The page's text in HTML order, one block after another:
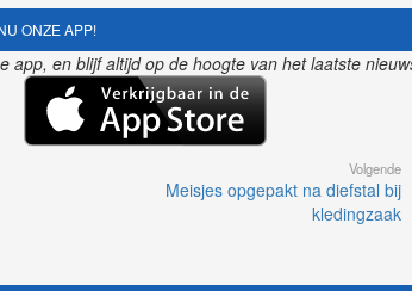
ONZE APP!
app, en blijf altijd op de hoogte van het laatste
Volgende
Meisjes opgepakt na diefstal bij
kledingzaak